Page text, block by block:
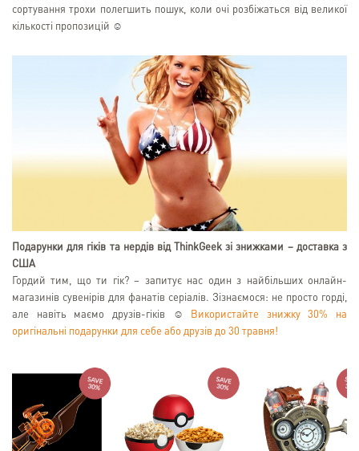
сортування трохи полегшить пошук, коли очі розбіжаться від великої
кількості пропозицій ☺
Подарунки для гіків та нердів від ThinkGeek зі знижками – доставка з
США
Гордий тим, що ти гік? – запитує нас один з найбільших онлайн-
магазинів сувенірів для фанатів серіалів. Зізнаємося: не просто горді,
але навіть маємо друзів-гіків ☺
Використайте знижку 30% на
оригінальні подарунки для себе або друзів до 30 травня!